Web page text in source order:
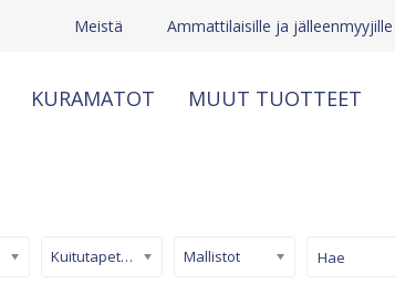
Meistä Ammattilaisille ja jälleenmyyjille
KURAMATOT MUUT TUOTTEET
Kuitutapetti (non-woven) Mallistot